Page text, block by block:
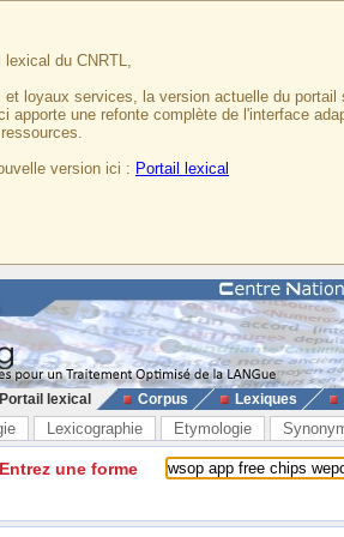
lexical du CNRTL,
loyaux services, la version actuelle du
apporte une refonte complète de l'interface
version ici : Portail lexical
Portail lexical Corpus Lexiques
Lexicographie Etymologie
Entrez une forme